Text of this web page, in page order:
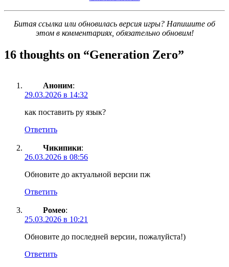
Битая ссылка или обновилась версия игры? Напишите об
этом в комментариях, обязательно обновим!
16 thoughts on “Generation Zero”
Аноним:
29.03.2026 в 14:32
как поставить ру язык?
Ответить
Чикипики:
26.03.2026 в 08:56
Обновите до актуальной версии пж
Ответить
Ромео:
25.03.2026 в 10:21
Обновите до последней версии, пожалуйста!)
Ответить